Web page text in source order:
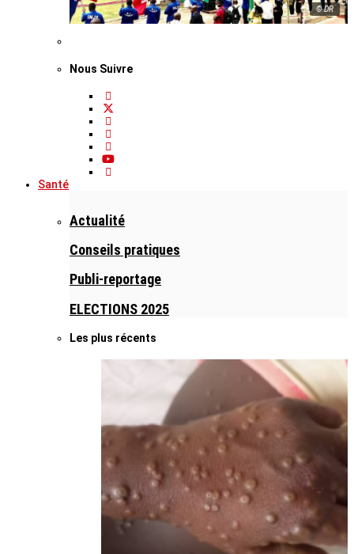
© DR
Nous Suivre
Santé
Actualité
Conseils pratiques
Publi-reportage
ELECTIONS 2025
Les plus récents